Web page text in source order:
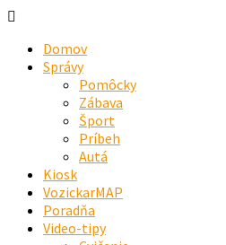
Domov
Správy
Pomôcky
Zábava
Šport
Príbeh
Autá
Kiosk
VozickarMAP
Poradňa
Video-tipy